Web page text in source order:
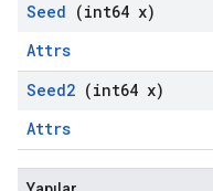
Seed (int64 x)
Attrs
Seed2 (int64 x)
Attrs